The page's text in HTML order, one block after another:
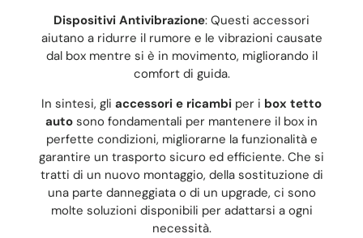
Dispositivi Antivibrazione: Questi accessori
aiutano a ridurre il rumore e le vibrazioni causate
dal box mentre si è in movimento, migliorando il
comfort di guida.
In sintesi, gli accessori e ricambi per i box tetto
auto sono fondamentali per mantenere il box in
perfette condizioni, migliorarne la funzionalità e
garantire un trasporto sicuro ed efficiente. Che si
tratti di un nuovo montaggio, della sostituzione di
una parte danneggiata o di un upgrade, ci sono
molte soluzioni disponibili per adattarsi a ogni
necessità.